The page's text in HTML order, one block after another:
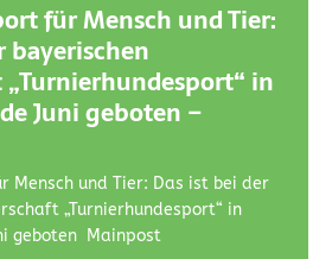
für Mensch und Tier:
bayerischen
in
Juni geboten –
Mensch und Tier: Das ist bei der
„Turnierhundesport“ in
geboten Mainpost